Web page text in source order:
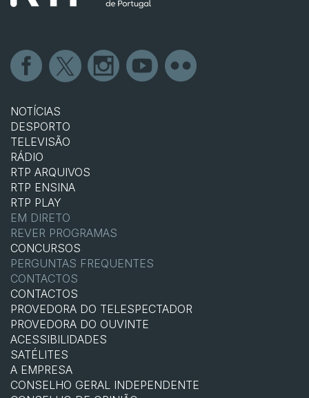
NOTÍCIAS
DESPORTO
TELEVISÃO
RÁDIO
RTP ARQUIVOS
RTP ENSINA
RTP PLAY
EM DIRETO
REVER PROGRAMAS
CONCURSOS
PERGUNTAS FREQUENTES
CONTACTOS
CONTACTOS
PROVEDORA DO TELESPECTADOR
PROVEDORA DO OUVINTE
ACESSIBILIDADES
SATÉLITES
A EMPRESA
CONSELHO GERAL INDEPENDENTE